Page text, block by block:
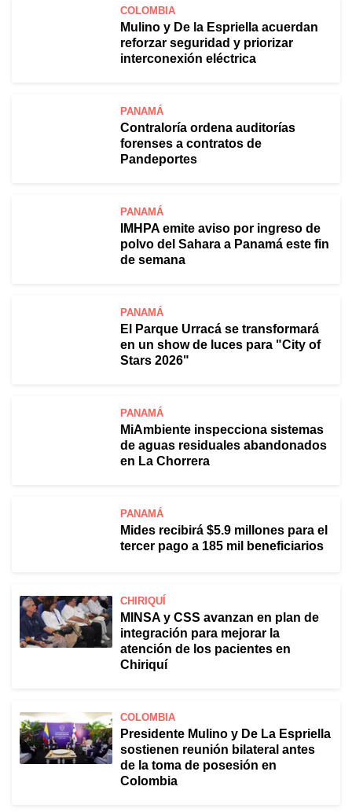
COLOMBIA
Mulino y De la Espriella acuerdan
reforzar seguridad y priorizar
interconexión eléctrica
PANAMÁ
Contraloría ordena auditorías
forenses a contratos de
Pandeportes
PANAMÁ
IMHPA emite aviso por ingreso de
polvo del Sahara a Panamá este fin
de semana
PANAMÁ
El Parque Urracá se transformará
en un show de luces para "City of
Stars 2026"
PANAMÁ
MiAmbiente inspecciona sistemas
de aguas residuales abandonados
en La Chorrera
PANAMÁ
Mides recibirá $5.9 millones para el
tercer pago a 185 mil beneficiarios
CHIRIQUÍ
MINSA y CSS avanzan en plan de
integración para mejorar la
atención de los pacientes en
Chiriquí
COLOMBIA
Presidente Mulino y De La Espriella
sostienen reunión bilateral antes
de la toma de posesión en
Colombia